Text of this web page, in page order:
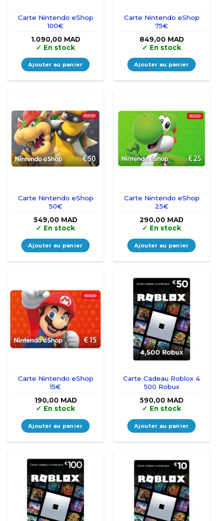
Carte Nintendo eShop
100€
1.090,00 MAD
✓ En stock
Ajouter au panier
Carte Nintendo eShop
75€
849,00 MAD
✓ En stock
Ajouter au panier
Carte Nintendo eShop
50€
549,00 MAD
✓ En stock
Ajouter au panier
Carte Nintendo eShop
25€
290,00 MAD
✓ En stock
Ajouter au panier
Carte Nintendo eShop
15€
190,00 MAD
✓ En stock
Ajouter au panier
Carte Cadeau Roblox 4
500 Robux
590,00 MAD
✓ En stock
Ajouter au panier